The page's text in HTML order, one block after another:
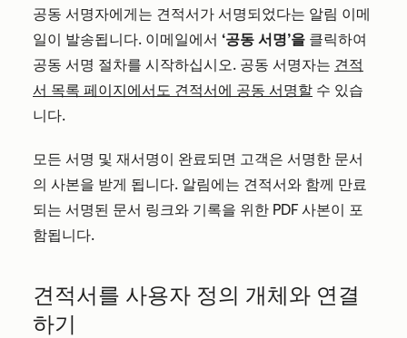
공동 서명자에게는 견적서가 서명되었다는 알림 이메
일이 발송됩니다. 이메일에서 ‘공동 서명’을 클릭하여
공동 서명 절차를 시작하십시오. 공동 서명자는 견적
서 목록 페이지에서도 견적서에 공동 서명할 수 있습
니다.
모든 서명 및 재서명이 완료되면 고객은 서명한 문서
의 사본을 받게 됩니다. 알림에는 견적서와 함께 만료
되는 서명된 문서 링크와 기록을 위한 PDF 사본이 포
함됩니다.
견적서를 사용자 정의 개체와 연결
하기